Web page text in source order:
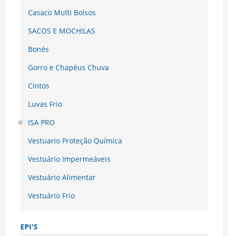
Casaco Multi Bolsos
SACOS E MOCHILAS
Bonés
Gorro e Chapéus Chuva
Cintos
Luvas Frio
ISA PRO
Vestuario Proteção Química
Vestuário Impermeáveis
Vestuário Alimentar
Vestuário Frio
EPI'S